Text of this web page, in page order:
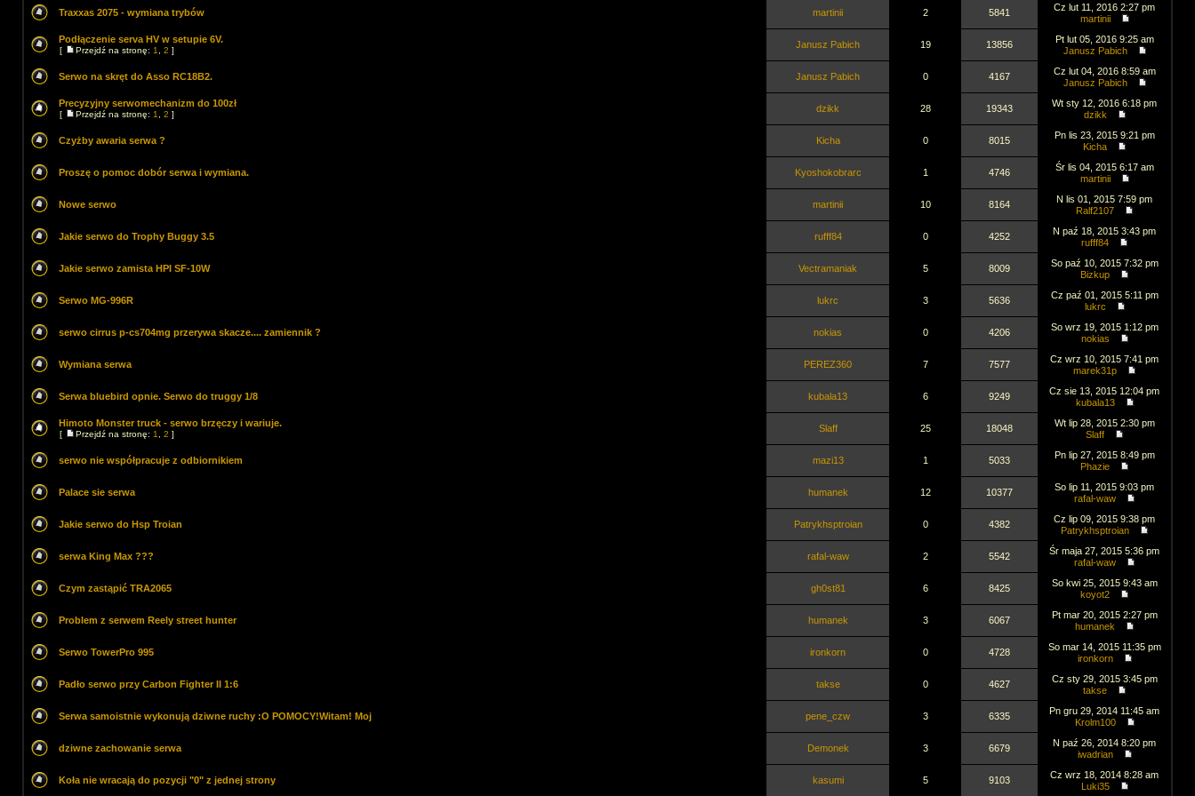
Traxxas 2075 - wymiana trybów martinii 2 5841
Cz lut 11, 2016 2:27 pm
martinii
Podłączenie serva HV w setupie 6V.
[ Przejdź na stronę: 1 2 ]
Janusz Pabich 19 13856
Pt lut 05, 2016 9:25 am
Janusz Pabich
Serwo na skręt do Asso RC18B2. Janusz Pabich 0 4167
Cz lut 04, 2016 8:59 am
Janusz Pabich
Precyzyjny serwomechanizm do 100zł
[ Przejdź na stronę: 1 2 ]
dzikk 28 19343
Wt sty 12, 2016 6:18 pm
dzikk
Czyżby awaria serwa ? Kicha 0 8015
Pn lis 23, 2015 9:21 pm
Kicha
Proszę o pomoc dobór serwa i wymiana. Kyoshokobrarc 1 4746
Śr lis 04, 2015 6:17 am
martinii
Nowe serwo martinii 10 8164
N lis 01, 2015 7:59 pm
Ralf2107
Jakie serwo do Trophy Buggy 3.5 rufff84 0 4252
N paź 18, 2015 3:43 pm
rufff84
Jakie serwo zamista HPI SF-10W Vectramaniak 5 8009
So paź 10, 2015 7:32 pm
Bizkup
Serwo MG-996R lukrc 3 5636
Cz paź 01, 2015 5:11 pm
lukrc
serwo cirrus p-cs704mg przerywa skacze.... zamiennik ? nokias 0 4206
So wrz 19, 2015 1:12 pm
nokias
Wymiana serwa PEREZ360 7 7577
Cz wrz 10, 2015 7:41 pm
marek31p
Serwa bluebird opnie. Serwo do truggy 1/8 kubala13 6 9249
Cz sie 13, 2015 12:04 pm
kubala13
Himoto Monster truck - serwo brzęczy i wariuje.
[ Przejdź na stronę: 1 2 ]
Slaff 25 18048
Wt lip 28, 2015 2:30 pm
Slaff
serwo nie współpracuje z odbiornikiem mazi13 1 5033
Pn lip 27, 2015 8:49 pm
Phazie
Palace sie serwa humanek 12 10377
So lip 11, 2015 9:03 pm
rafal-waw
Jakie serwo do Hsp Troian Patrykhsptroian 0 4382
Cz lip 09, 2015 9:38 pm
Patrykhsptroian
serwa King Max ??? rafal-waw 2 5542
Śr maja 27, 2015 5:36 pm
rafal-waw
Czym zastąpić TRA2065 gh0st81 6 8425
So kwi 25, 2015 9:43 am
koyot2
Problem z serwem Reely street hunter humanek 3 6067
Pt mar 20, 2015 2:27 pm
humanek
Serwo TowerPro 995 ironkorn 0 4728
So mar 14, 2015 11:35 pm
ironkorn
Padło serwo przy Carbon Fighter II 1:6 takse 0 4627
Cz sty 29, 2015 3:45 pm
takse
Serwa samoistnie wykonują dziwne ruchy :O POMOCY!Witam! Moj pene_czw 3 6335
Pn gru 29, 2014 11:45 am
Krolm100
dziwne zachowanie serwa Demonek 3 6679
N paź 26, 2014 8:20 pm
iwadrian
Koła nie wracają do pozycji "0" z jednej strony kasumi 5 9103
Cz wrz 18, 2014 8:28 am
Luki35